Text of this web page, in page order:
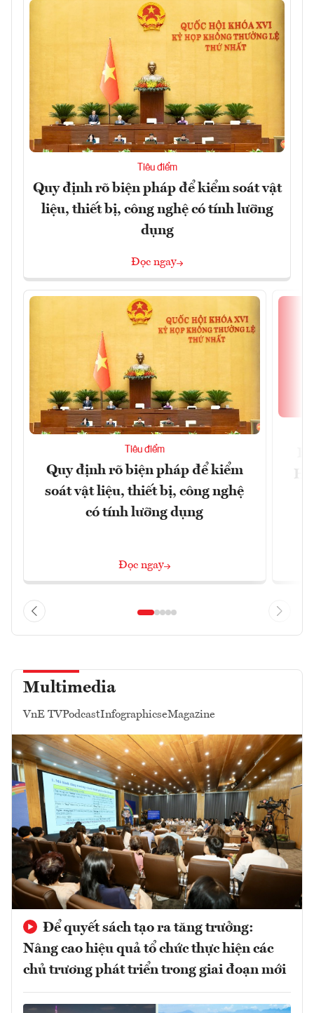
Tiêu điểm
Quy định rõ biện pháp để kiểm soát vật
liệu, thiết bị, công nghệ có tính lưỡng
dụng
Đọc ngay
Tiêu điểm
Quy định rõ biện pháp để kiểm
soát vật liệu, thiết bị, công nghệ
có tính lưỡng dụng
Đọc ngay
Multimedia
VnE TVPodcastInfographicseMagazine
Để quyết sách tạo ra tăng trưởng:
Nâng cao hiệu quả tổ chức thực hiện các
chủ trương phát triển trong giai đoạn mới